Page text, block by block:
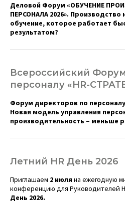
Деловой Форум «ОБУЧЕНИЕ
ПЕРСОНАЛА 2026».
обучение, которое работает
результатом?
Всероссийский
персоналу «HR-
Форум директоров по персоналу
Новая модель управления
производительность – меньше
Летний HR День 2026
Приглашаем 2 июля на ежегодную
конференцию для Руководителей
День 2026.